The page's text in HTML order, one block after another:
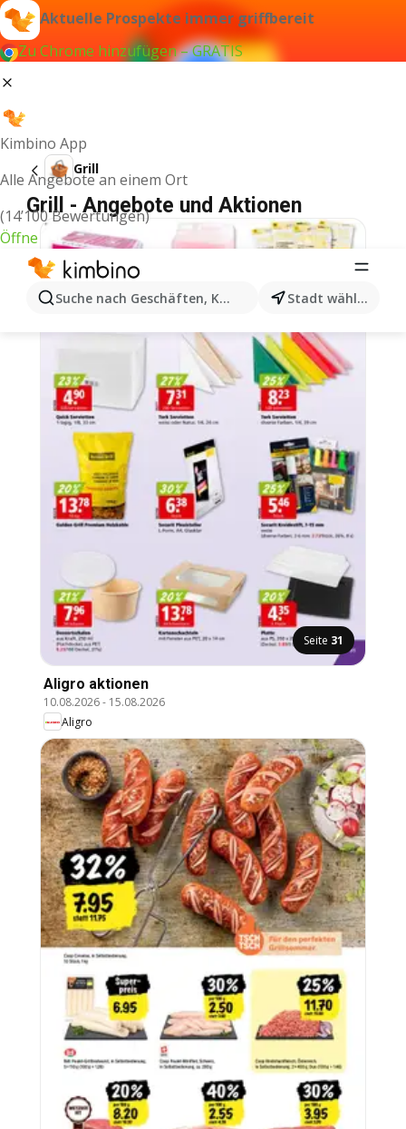
Aktuelle Prospekte immer griffbereit
Zu Chrome hinzufügen – GRATIS
Kimbino App
Alle Angebote an einem Ort
(14’100 Bewertungen)
Öffne
Suche nach Geschäften, Kategorien, Produkten...
Stadt wählen
Grill
Grill - Angebote und Aktionen
Seite 31
Aligro aktionen
10.08.2026- 15.08.2026
Aligro